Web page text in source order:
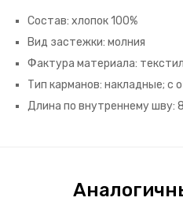
Состав: хлопок 100%
Вид застежки: молния
Фактура материала:
Тип карманов: накладные; с
Длина по внутреннему шву: